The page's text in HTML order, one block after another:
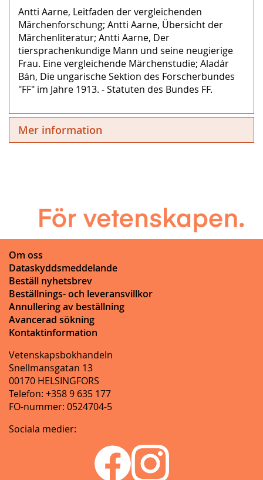
Antti Aarne, Leitfaden der vergleichenden
Märchenforschung; Antti Aarne, Übersicht der
Märchenliteratur; Antti Aarne, Der
tiersprachenkundige Mann und seine neugierige
Frau. Eine vergleichende Märchenstudie; Aladár
Bán, Die ungarische Sektion des Forscherbundes
"FF" im Jahre 1913. - Statuten des Bundes FF.
Mer information
Om oss
Dataskyddsmeddelande
Beställ nyhetsbrev
Beställnings- och leveransvillkor
Annullering av beställning
Avancerad sökning
Kontaktinformation
Vetenskapsbokhandeln
Snellmansgatan 13
00170 HELSINGFORS
Telefon: +358 9 635 177
FO-nummer: 0524704-5
Sociala medier: